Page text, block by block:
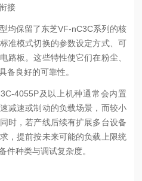
接
保留了东芝VF-nC3C系列的核
准模式切换的参数设定方式、可
路板。这些特性使它们在粉尘、
备良好的可靠性。
4055P及以上机种通常会内置
减速或制动的负载场景，而较小
时，若产线后续有扩展多台设备
，提前按未来可能的负载上限统
件种类与调试复杂度。